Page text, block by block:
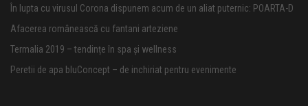
În lupta cu virusul Corona dispunem acum de un aliat puternic: POARTA-D
Afacerea românească cu fantani arteziene
Termalia 2019 – tendințe în spa și wellness
Peretii de apa bluConcept – de inchiriat pentru evenimente